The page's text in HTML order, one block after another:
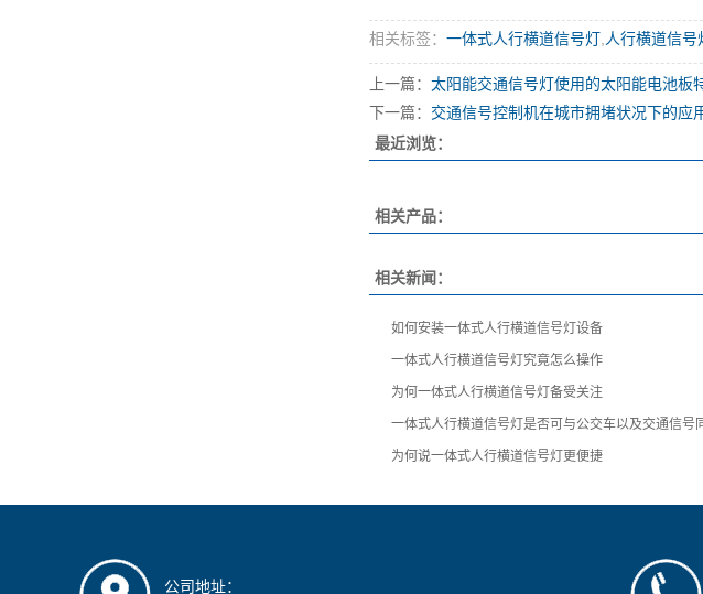
相关标签： 一体式人行横道信号灯 人行横道信号
上一篇： 太阳能交通信号灯使用的太阳能电池板
下一篇： 交通信号控制机在城市拥堵状况下的应
最近浏览：
相关产品：
相关新闻：
如何安装一体式人行横道信号灯设备
一体式人行横道信号灯究竟怎么操作
为何一体式人行横道信号灯备受关注
一体式人行横道信号灯是否可与公交车以及交通信号
为何说一体式人行横道信号灯更便捷
公司地址：